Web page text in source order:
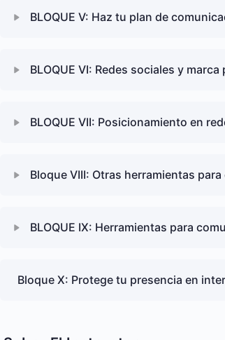
BLOQUE V: Haz tu plan de
BLOQUE VI: Redes sociales y marca
BLOQUE VII: Posicionamiento en
Bloque VIII: Otras herramientas
BLOQUE IX: Herramientas para
Bloque X: Protege tu presencia en